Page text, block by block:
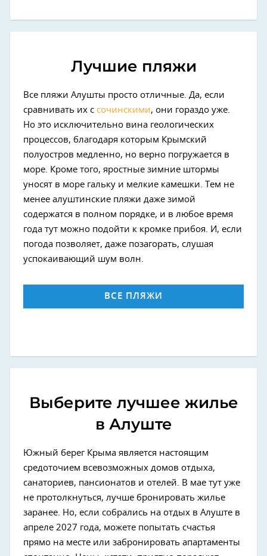
Лучшие пляжи
Все пляжи Алушты просто отличные. Да, если
сравнивать их с сочинскими, они гораздо уже.
Но это исключительно вина геологических
процессов, благодаря которым Крымский
полуостров медленно, но верно погружается в
море. Кроме того, яростные зимние штормы
уносят в море гальку и мелкие камешки. Тем не
менее алуштинские пляжи даже зимой
содержатся в полном порядке, и в любое время
года тут можно подойти к кромке прибоя. И, если
погода позволяет, даже позагорать, слушая
успокаивающий шум волн.
ВСЕ ПЛЯЖИ
Выберите лучшее жилье
в Алуште
Южный берег Крыма является настоящим
средоточием всевозможных домов отдыха,
санаториев, пансионатов и отелей. В мае тут уже
не протолкнуться, лучше бронировать жилье
заранее. Но, если собрались на отдых в Алуште в
апреле 2027 года, можете попытать счастья
прямо на месте или забронировать апартаменты